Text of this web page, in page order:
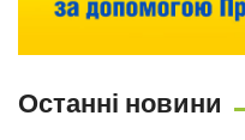
Останні новини